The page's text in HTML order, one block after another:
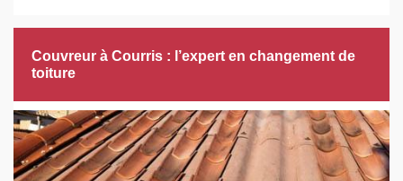
Couvreur à Courris : l’expert en changement de
toiture